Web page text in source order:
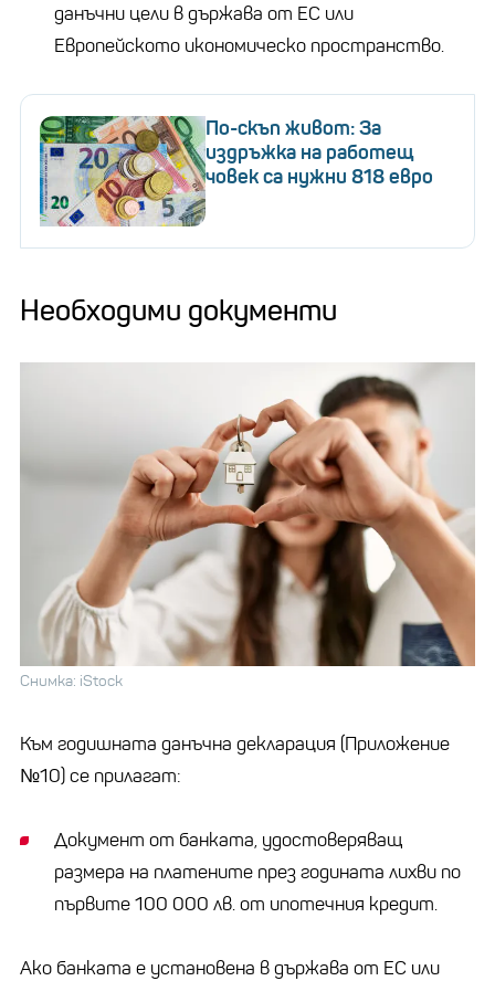
данъчни цели в държава от ЕС или
Европейското икономическо пространство.
По-скъп живот: За
издръжка на работещ
човек са нужни 818 евро
Необходими документи
Снимка: iStock
Към годишната данъчна декларация (Приложение
№10) се прилагат:
Документ от банката, удостоверяващ
размера на платените през годината лихви по
първите 100 000 лв. от ипотечния кредит.
Ако банката е установена в държава от ЕС или